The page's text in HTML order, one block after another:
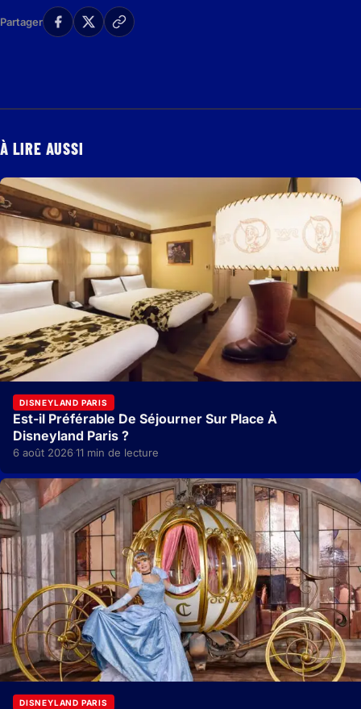
Partager
À LIRE AUSSI
DISNEYLAND PARIS
Est-il Préférable De Séjourner Sur Place À
Disneyland Paris ?
6 août 2026·11 min de lecture
DISNEYLAND PARIS